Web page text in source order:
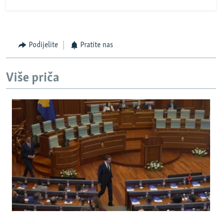
Podijelite Pratite nas
Više priča